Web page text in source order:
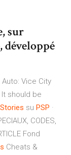
sur
Auto: Vice City
should be
Stories su PSP ·
CODES,
Fond
Cheats &